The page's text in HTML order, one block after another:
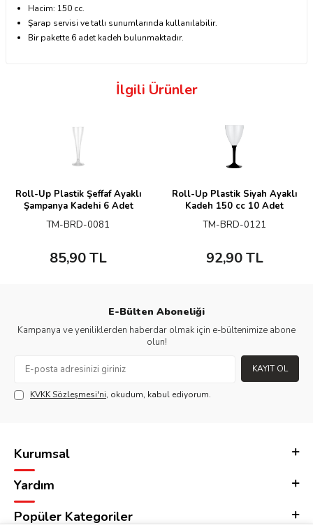
Hacim: 150 cc.
Şarap servisi ve tatlı sunumlarında kullanılabilir.
Bir pakette 6 adet kadeh bulunmaktadır.
İlgili Ürünler
Roll-Up Plastik Şeffaf Ayaklı
Şampanya Kadehi 6 Adet
TM-BRD-0081
85,90TL
Roll-Up Plastik Siyah Ayaklı
Kadeh 150 cc 10 Adet
TM-BRD-0121
92,90TL
E-Bülten Aboneliği
Kampanya ve yeniliklerden haberdar olmak için e-bültenimize abone
olun!
KAYIT OL
KVKK Sözleşmesi'ni, okudum, kabul ediyorum.
Kurumsal
Yardım
Popüler Kategoriler